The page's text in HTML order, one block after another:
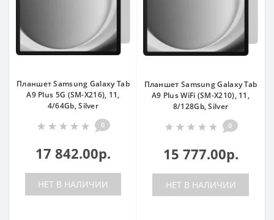
Планшет Samsung Galaxy Tab
A9 Plus 5G (SM-X216), 11,
4/64Gb, Silver
0
17 842.00р.
НЕТ В НАЛИЧИИ
Планшет Samsung Galaxy Tab
A9 Plus WiFi (SM-X210), 11,
8/128Gb, Silver
0
15 777.00р.
НЕТ В НАЛИЧИИ